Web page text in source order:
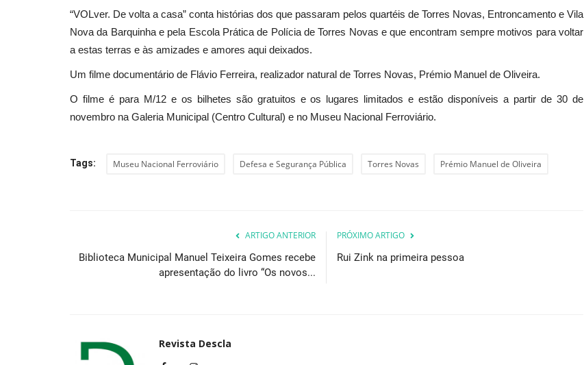
“VOLver. De volta a casa” conta histórias dos que passaram pelos quartéis de Torres Novas, Entroncamento e Vila
Nova da Barquinha e pela Escola Prática de Polícia de Torres Novas e que encontram sempre motivos para voltar
a estas terras e às amizades e amores aqui deixados.
Um filme documentário de Flávio Ferreira, realizador natural de Torres Novas, Prémio Manuel de Oliveira.
O filme é para M/12 e os bilhetes são gratuitos e os lugares limitados e estão disponíveis a partir de 30 de
novembro na Galeria Municipal (Centro Cultural) e no Museu Nacional Ferroviário.
Tags: Museu Nacional Ferroviário Defesa e Segurança Pública Torres Novas Prémio Manuel de Oliveira
ARTIGO ANTERIOR
Biblioteca Municipal Manuel Teixeira Gomes recebe
apresentação do livro “Os novos...
PRÓXIMO ARTIGO
Rui Zink na primeira pessoa
Revista Descla